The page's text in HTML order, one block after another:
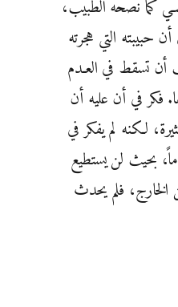
كما نصحه الطبيب،
حبيبته التي هجرته
أن تسقط في العـدم
فكر في أن عليه أن
لكنه لم يفكر في
بحيث لن يستطيع
فلم يحدث